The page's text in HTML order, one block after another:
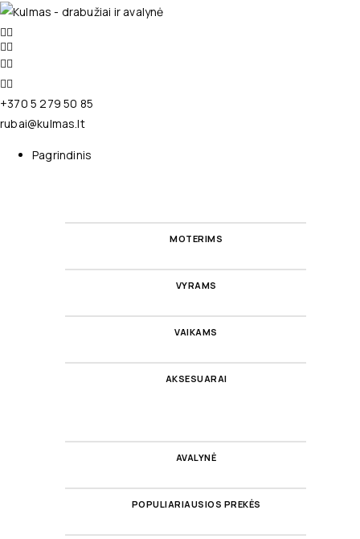
+370 5 279 50 85
rubai@kulmas.lt
Pagrindinis
MOTERIMS
VYRAMS
VAIKAMS
AKSESUARAI
AVALYNĖ
POPULIARIAUSIOS PREKĖS